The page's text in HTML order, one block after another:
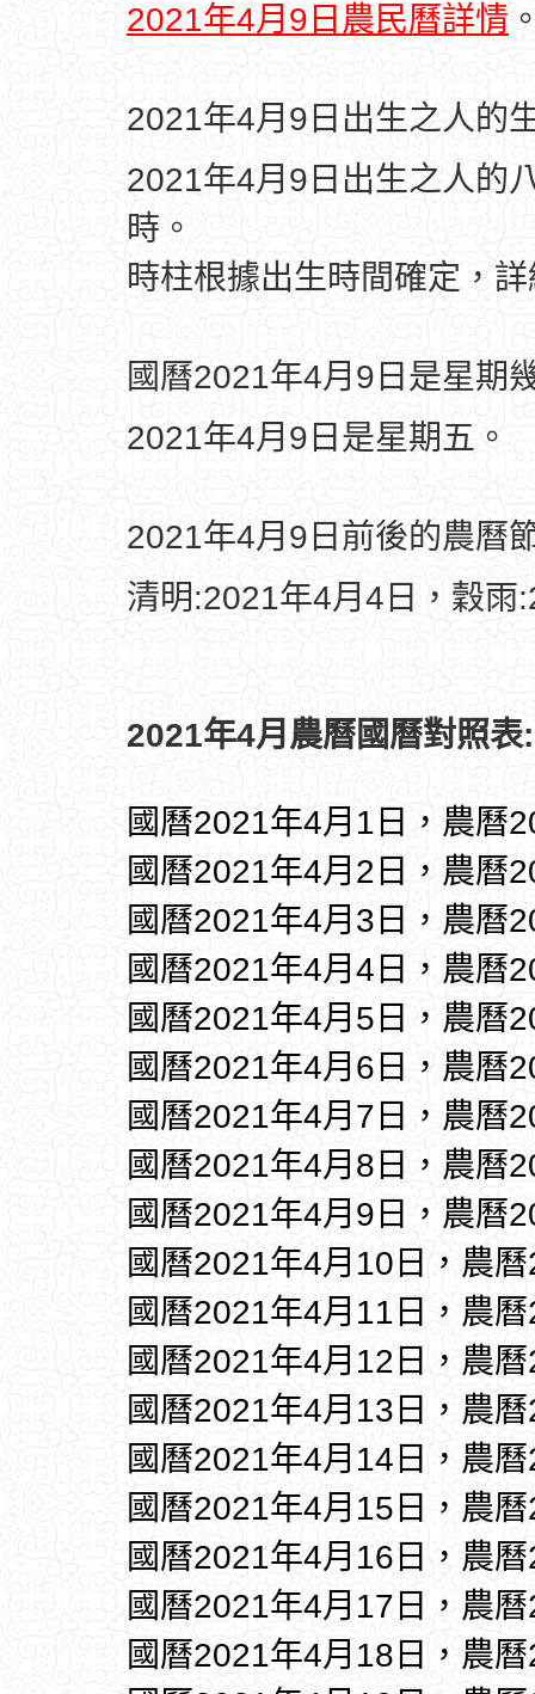
2021年4月9日農民曆詳情
2021年4月9日出生之人的
2021年4月9日出生之人的
時。
時柱根據出生時間確定，
國曆2021年4月9日是星期
2021年4月9日是星期五。
2021年4月9日前後的農曆
清明:2021年4月4日，穀雨
2021年4月農曆國曆對照表:
國曆2021年4月1日，農曆
國曆2021年4月2日，農曆
國曆2021年4月3日，農曆
國曆2021年4月4日，農曆
國曆2021年4月5日，農曆
國曆2021年4月6日，農曆
國曆2021年4月7日，農曆
國曆2021年4月8日，農曆
國曆2021年4月9日，農曆
國曆2021年4月10日，農
國曆2021年4月11日，農
國曆2021年4月12日，農
國曆2021年4月13日，農
國曆2021年4月14日，農
國曆2021年4月15日，農
國曆2021年4月16日，農
國曆2021年4月17日，農
國曆2021年4月18日，農